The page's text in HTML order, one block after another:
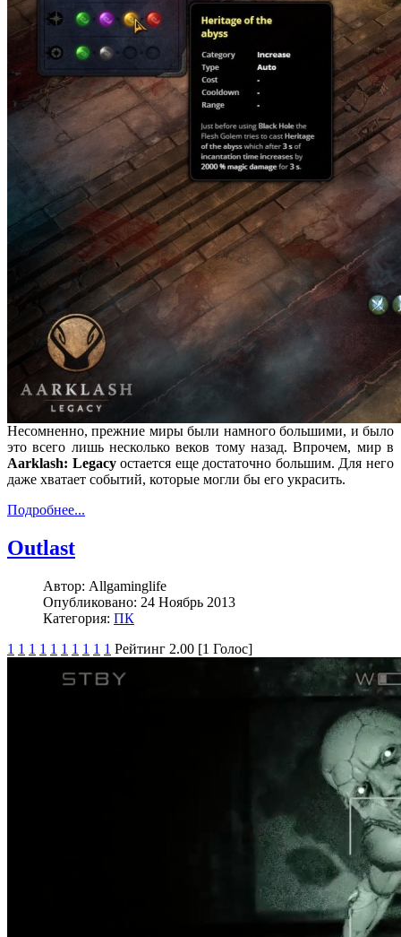
Несомненно, прежние миры были намного большими, и было
это всего лишь несколько веков тому назад. Впрочем, мир в
Aarklash: Legacyостается еще достаточно большим. Для него
даже хватает событий, которые могли бы его украсить.
Подробнее...
Outlast
Автор: Allgaminglife
Опубликовано: 24 Ноябрь 2013
Категория: ПК
1 1 1 1 1 1 1 1 1 1 Рейтинг 2.00 [1 Голос]